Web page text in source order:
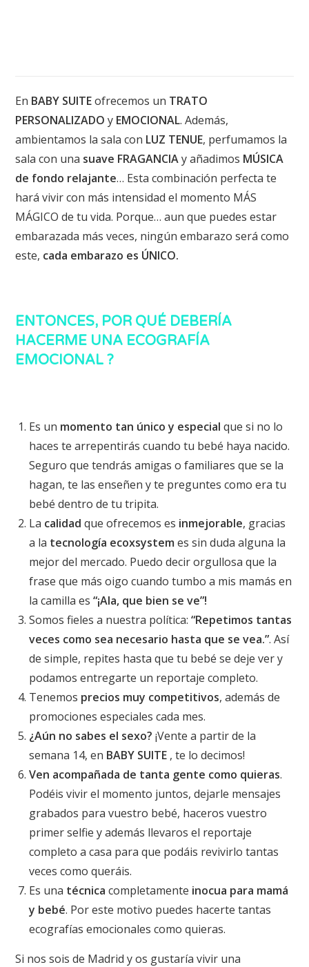
En BABY SUITEofrecemos un TRATO
PERSONALIZADO y EMOCIONAL. Además,
ambientamos la sala con LUZ TENUE, perfumamos la
sala con una suave FRAGANCIAy añadimos MÚSICA
de fondo relajante… Esta combinación perfecta te
hará vivir con más intensidad el momento MÁS
MÁGICO de tu vida. Porque… aun que puedes estar
embarazada más veces, ningún embarazo será como
este, cada embarazo es ÚNICO.
ENTONCES, POR QUÉ DEBERÍA
HACERME UNA ECOGRAFÍA
EMOCIONAL ?
Es un momento tan único y especial que si no lo
haces te arrepentirás cuando tu bebé haya nacido.
Seguro que tendrás amigas o familiares que se la
hagan, te las enseñen y te preguntes como era tu
bebé dentro de tu tripita.
La calidad que ofrecemos es inmejorable, gracias
a la tecnología ecoxsystem es sin duda alguna la
mejor del mercado. Puedo decir orgullosa que la
frase que más oigo cuando tumbo a mis mamás en
la camilla es“¡Ala, que bien se ve”!
Somos fieles a nuestra política:“Repetimos tantas
veces como sea necesario hasta que se vea.”. Así
de simple, repites hasta que tu bebé se deje ver y
podamos entregarte un reportaje completo.
Tenemos precios muy competitivos, además de
promociones especiales cada mes.
¿Aún no sabes el sexo? ¡Vente a partir de la
semana 14, en BABY SUITE , te lo decimos!
Ven acompañada de tanta gente como quieras.
Podéis vivir el momento juntos, dejarle mensajes
grabados para vuestro bebé, haceros vuestro
primer selfie y además llevaros el reportaje
completo a casa para que podáis revivirlo tantas
veces como queráis.
Es una técnica completamente inocua para mamá
y bebé. Por este motivo puedes hacerte tantas
ecografías emocionales como quieras.
Si nos sois de Madrid y os gustaría vivir una